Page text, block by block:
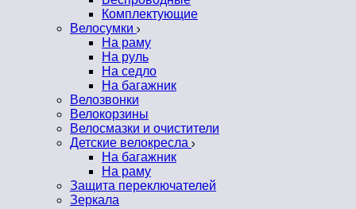
Комплектующие
Велосумки
На раму
На руль
На седло
На багажник
Велозвонки
Велокорзины
Велосмазки и очистители
Детские велокресла
На багажник
На раму
Защита переключателей
Зеркала